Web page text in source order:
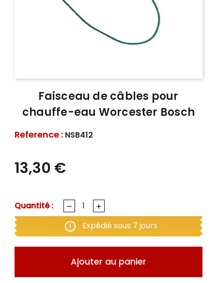
Faisceau de câbles pour
chauffe-eau Worcester Bosch
Reference : NSB412
13,30 €
Quantité :
Expédié sous 7 jours
Ajouter au panier